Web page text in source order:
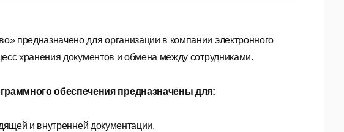
предназначено для организации в компании электронного
хранения документов и обмена между сотрудниками.
обеспечения предназначены для:
и внутренней документации.